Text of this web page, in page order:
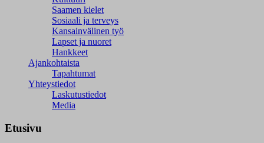
Saamen kielet
Sosiaali ja terveys
Kansainvälinen työ
Lapset ja nuoret
Hankkeet
Ajankohtaista
Tapahtumat
Yhteystiedot
Laskutustiedot
Media
Etusivu